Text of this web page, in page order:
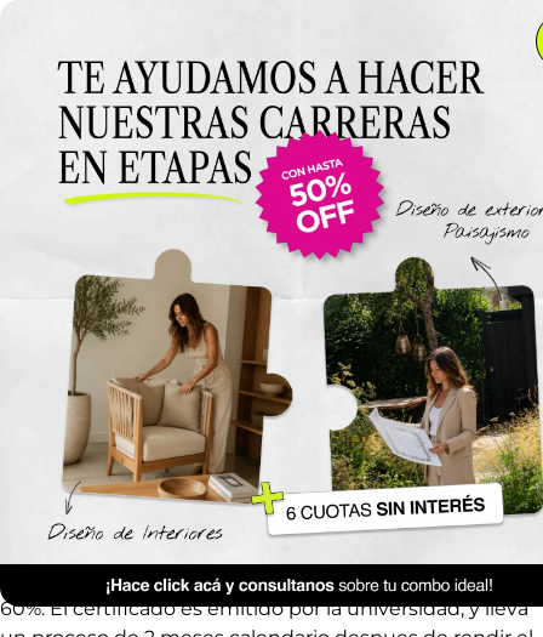
Anterior Clase
Examen Final
El derecho de examen se puede abonar en cualquier
momento de la cursada y hasta 15 dias una vez
El examen es aprobado con un porcentaje mayor al
60%. El certificado es emitido por la universidad, y lleva